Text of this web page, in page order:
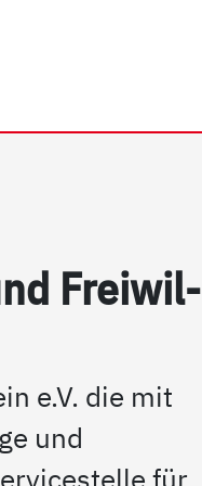
Frei­wil­
e.V. die mit
und